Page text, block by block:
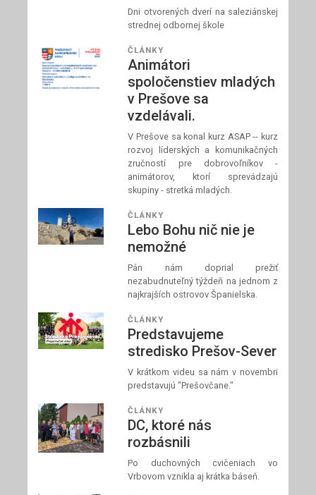
Dni otvorených dverí na saleziánskej
strednej odbornej škole
ČLÁNKY
Animátori
spoločenstiev mladých
v Prešove sa
vzdelávali.
V Prešove sa konal kurz ASAP -- kurz
rozvoj líderských a komunikačných
zručností pre dobrovoľníkov -
animátorov, ktorí sprevádzajú
skupiny - stretká mladých.
ČLÁNKY
Lebo Bohu nič nie je
nemožné
Pán nám doprial prežiť
nezabudnuteľný týždeň na jednom z
najkrajších ostrovov Španielska.
ČLÁNKY
Predstavujeme
stredisko Prešov-Sever
V krátkom videu sa nám v novembri
predstavujú "Prešovčane."
ČLÁNKY
DC, ktoré nás
rozbásnili
Po duchovných cvičeniach vo
Vrbovom vznikla aj krátka báseň.